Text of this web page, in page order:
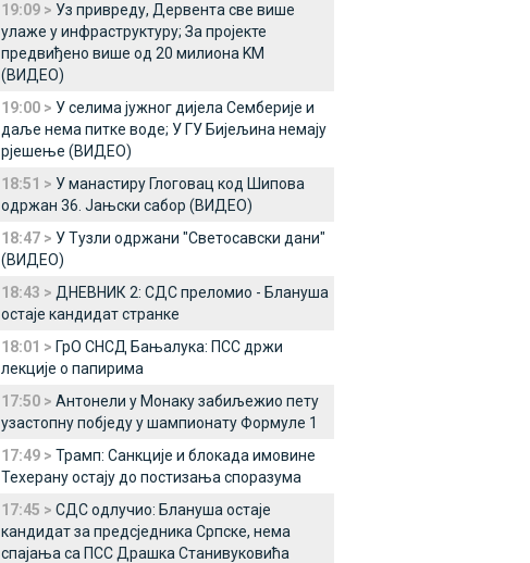
19:09 > Уз привреду, Дервента све више
улаже у инфраструктуру; За пројекте
предвиђено више од 20 милиона KM
(ВИДЕО)
19:00 > У селима јужног дијела Семберије и
даље нема питке воде; У ГУ Бијељина немају
рјешење (ВИДЕО)
18:51 > У манастиру Глоговац код Шипова
одржан 36. Јањски сабор (ВИДЕО)
18:47 > У Тузли одржани "Светосавски дани"
(ВИДЕО)
18:43 > ДНЕВНИК 2: СДС преломио - Блануша
остаје кандидат странке
18:01 > ГрО СНСД Бањалука: ПСС држи
лекције о папирима
17:50 > Антонели у Монаку забиљежио пету
узастопну побједу у шампионату Формуле 1
17:49 > Трамп: Санкције и блокада имовине
Техерану остају до постизања споразума
17:45 > СДС одлучио: Блануша остаје
кандидат за предсједника Српске, нема
спајања са ПСС Драшка Станивуковића